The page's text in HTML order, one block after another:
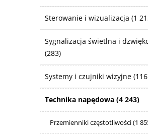
Sterowanie i wizualizacja (1
Sygnalizacja świetlna i
(283)
Systemy i czujniki wizyjne
Technika napędowa (4 243)
Przemienniki częstotliwości(1